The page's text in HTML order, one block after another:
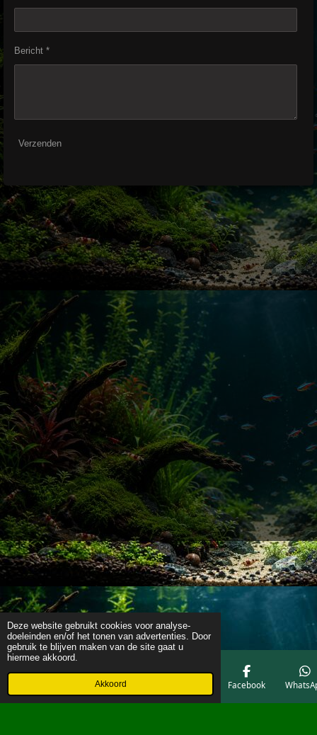
Deze website gebruikt cookies voor analyse-
doeleinden en/of het tonen van advertenties. Door
gebruik te blijven maken van de site gaat u
hiermee akkoord.
Akkoord
Bericht *
Verzenden
Telefoonnummer Facebook